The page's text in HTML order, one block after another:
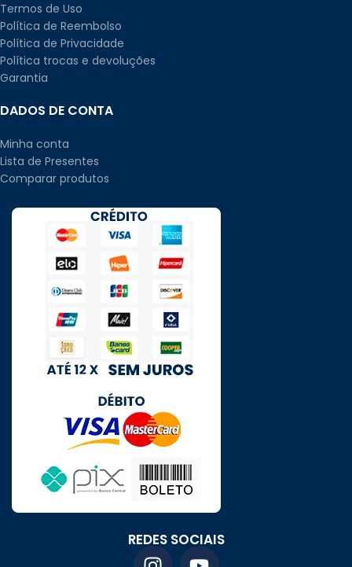
Termos de Uso
Política de Reembolso
Política de Privacidade
Política trocas e devoluções
Garantia
DADOS DE CONTA
Minha conta
Lista de Presentes
Comparar produtos
REDES SOCIAIS